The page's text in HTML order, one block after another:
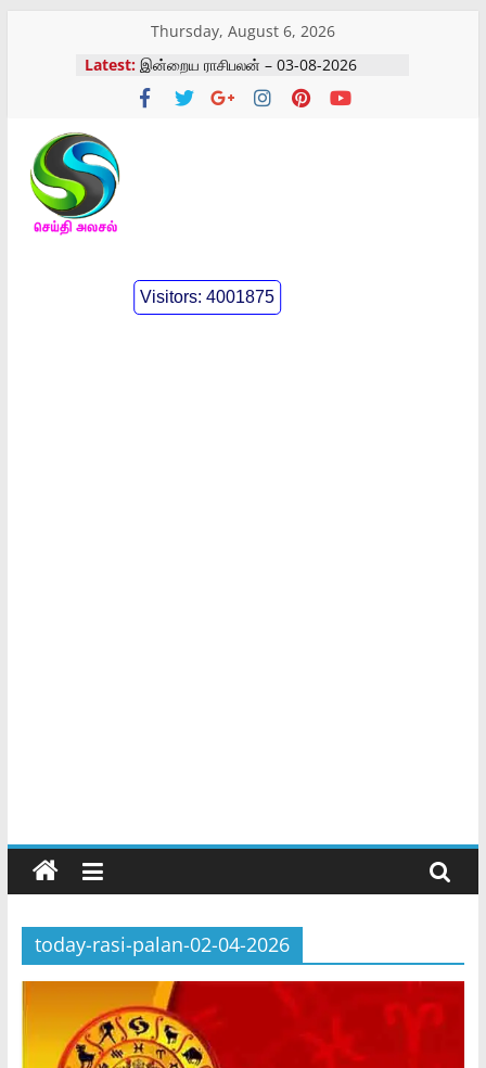
Thursday, August 6, 2026
Latest: இன்றைய ராசிபலன் – 03-08-2026
கோவையில் நடைபெற்ற கோவில் விழா
கோவையில் நடைபெற்ற கண்டன
செய்திஅலசல்
Seidhialasal
Visitors:4001875
today-rasi-palan-02-04-2026